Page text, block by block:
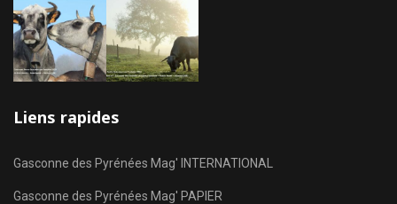
Liens rapides
Gasconne des Pyrénées Mag' INTERNATIONAL
Gasconne des Pyrénées Mag' PAPIER